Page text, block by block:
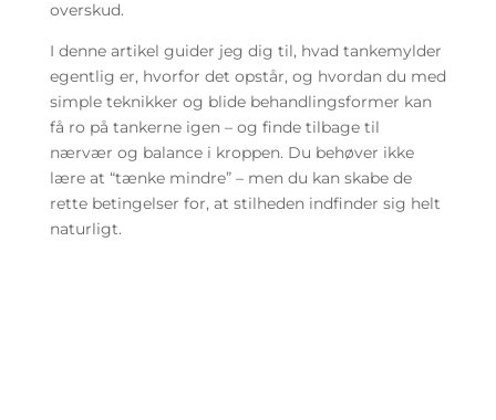
overskud.
I denne artikel guider jeg dig til, hvad tankemylder
egentlig er, hvorfor det opstår, og hvordan du med
simple teknikker og blide behandlingsformer kan
få ro på tankerne igen – og finde tilbage til
nærvær og balance i kroppen. Du behøver ikke
lære at “tænke mindre” – men du kan skabe de
rette betingelser for, at stilheden indfinder sig helt
naturligt.